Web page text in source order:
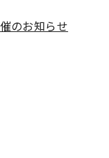
のお知らせ